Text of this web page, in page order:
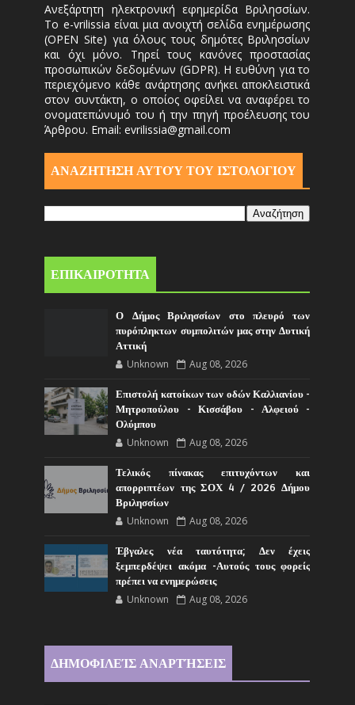
Ανεξάρτητη ηλεκτρονική εφημερίδα Βριλησσίων.
Το e-vrilissia είναι μια ανοιχτή σελίδα ενημέρωσης
(OPEN Site) για όλους τους δημότες Βριλησσίων
και όχι μόνο. Τηρεί τους κανόνες προστασίας
προσωπικών δεδομένων (GDPR). Η ευθύνη για το
περιεχόμενο κάθε ανάρτησης ανήκει αποκλειστικά
στον συντάκτη, ο οποίος οφείλει να αναφέρει το
ονοματεπώνυμό του ή την πηγή προέλευσης του
Άρθρου. Email: evrilissia@gmail.com
ΑΝΑΖΗΤΗΣΗ ΑΥΤΟΎ ΤΟΥ ΙΣΤΟΛΟΓΙΟΥ
ΕΠΙΚΑΙΡΟΤΗΤΑ
Ο Δήμος Βριλησσίων στο πλευρό των
πυρόπληκτων συμπολιτών μας στην Δυτική
Αττική
Unknown Aug 08, 2026
Επιστολή κατοίκων των οδών Καλλιανίου -
Μητροπούλου - Κισσάβου - Αλφειού -
Ολύμπου
Unknown Aug 08, 2026
Τελικός πίνακας επιτυχόντων και
απορριπτέων της ΣΟΧ 4 / 2026 Δήμου
Βριλησσίων
Unknown Aug 08, 2026
Έβγαλες νέα ταυτότητα; Δεν έχεις
ξεμπερδέψει ακόμα -Αυτούς τους φορείς
πρέπει να ενημερώσεις
Unknown Aug 08, 2026
ΔΗΜΟΦΙΛΕΊΣ ΑΝΑΡΤΉΣΕΙΣ